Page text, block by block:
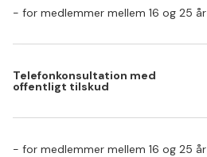
- for medlemmer mellem 16 og 25 år
Telefonkonsultation med
offentligt tilskud
- for medlemmer mellem 16 og 25 år